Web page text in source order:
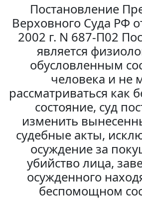
Постановление
Верховного Суда РФ
2002 г. N 687-П02
является
обусловленным
человека и не
рассматриваться как
состояние, суд
изменить
судебные акты,
осуждение за
убийство лица,
осужденного
беспомощном